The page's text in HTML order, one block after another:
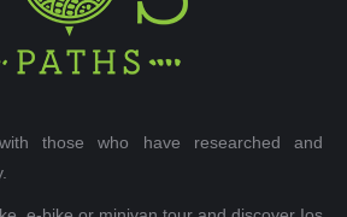
those who have researched and